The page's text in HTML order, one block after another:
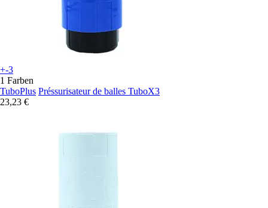
+-3
1 Farben
TuboPlus Préssurisateur de balles TuboX3
23,23 €